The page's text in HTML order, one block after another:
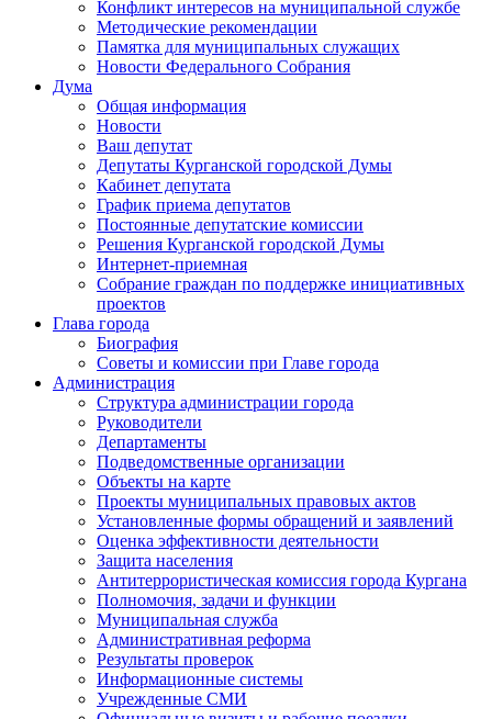
Конфликт интересов на муниципальной службе
Методические рекомендации
Памятка для муниципальных служащих
Новости Федерального Cобрания
Дума
Общая информация
Новости
Ваш депутат
Депутаты Курганской городской Думы
Кабинет депутата
График приема депутатов
Постоянные депутатские комиссии
Решения Курганской городской Думы
Интернет-приемная
Собрание граждан по поддержке инициативных
проектов
Глава города
Биография
Советы и комиссии при Главе города
Администрация
Структура администрации города
Руководители
Департаменты
Подведомственные организации
Объекты на карте
Проекты муниципальных правовых актов
Установленные формы обращений и заявлений
Оценка эффективности деятельности
Защита населения
Антитеррористическая комиссия города Кургана
Полномочия, задачи и функции
Муниципальная служба
Административная реформа
Результаты проверок
Информационные системы
Учрежденные СМИ